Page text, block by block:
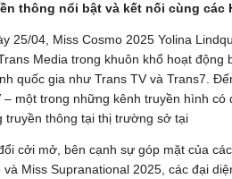
thông nổi bật và kết nối cùng các
25/04, Miss Cosmo 2025 Yolina
Media trong khuôn khổ hoạt
quốc gia như Trans TV và Trans7.
– một trong những kênh truyền hình
truyền thông tại thị trường sở tại
cởi mở, bên cạnh sự góp mặt của
Miss Supranational 2025, các đại